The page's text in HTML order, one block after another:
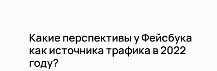
Какие перспективы у Фейсбука
как источника трафика в 2022
году?